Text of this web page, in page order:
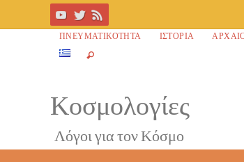
ΠΝΕΥΜΑΤΙΚΌΤΗΤΑ ΙΣΤΟΡΊΑ
Κοσμολογίες
Λόγοι για τον Κόσμο